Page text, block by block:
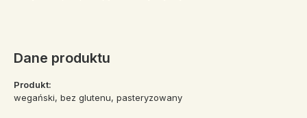
Dane produktu
Produkt:
wegański, bez glutenu, pasteryzowany